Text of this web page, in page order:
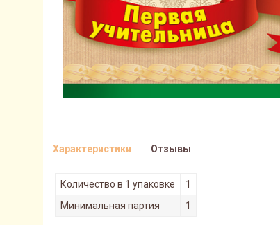
Характеристики
Количество в 1 упаковке
1
Минимальная партия
1
Отзывы